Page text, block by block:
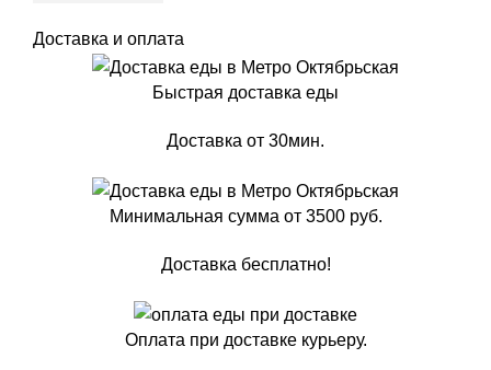
Доставка и оплата
Быстрая доставка еды
Доставка от 30мин.
Минимальная сумма от 3500 руб.
Доставка бесплатно!
Оплата при доставке курьеру.